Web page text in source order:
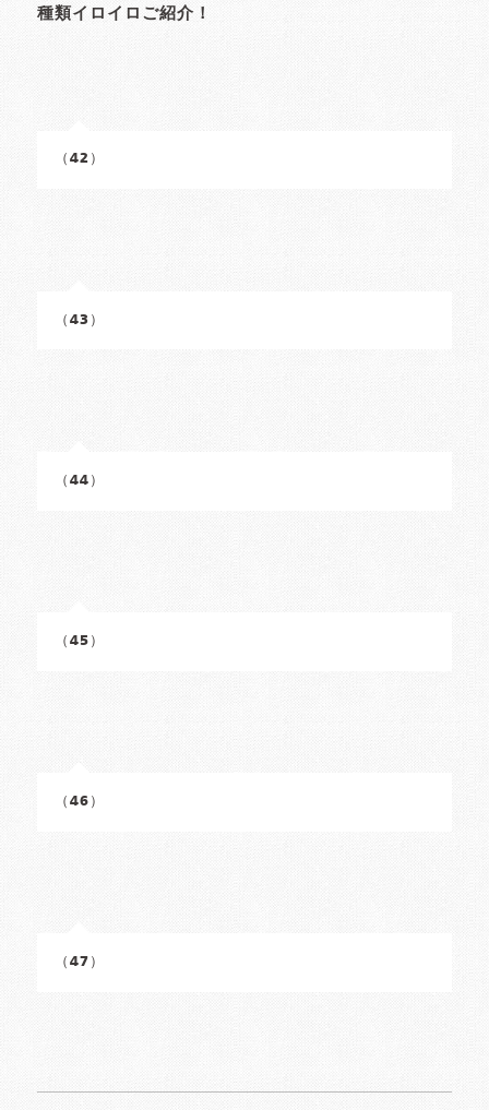
種類イロイロご紹介！
（42）
（43）
（44）
（45）
（46）
（47）